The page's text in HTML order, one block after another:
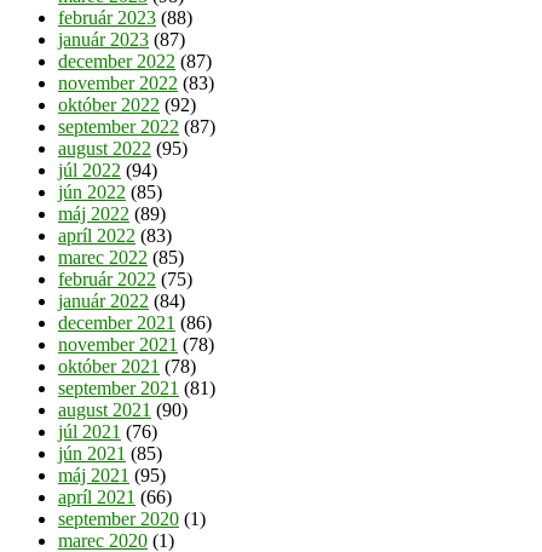
február 2023 (88)
január 2023 (87)
december 2022 (87)
november 2022 (83)
október 2022 (92)
september 2022 (87)
august 2022 (95)
júl 2022 (94)
jún 2022 (85)
máj 2022 (89)
apríl 2022 (83)
marec 2022 (85)
február 2022 (75)
január 2022 (84)
december 2021 (86)
november 2021 (78)
október 2021 (78)
september 2021 (81)
august 2021 (90)
júl 2021 (76)
jún 2021 (85)
máj 2021 (95)
apríl 2021 (66)
september 2020 (1)
marec 2020 (1)